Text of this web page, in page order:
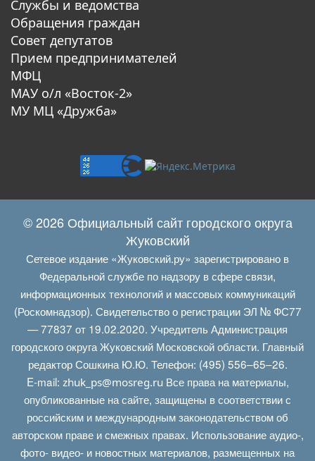
Службы и ведомства
Обращения граждан
Совет депутатов
Прием предпринимателей
МФЦ
МАУ о/л «Восток-2»
МУ МЦ «Дружба»
© 2026 Официальный сайт городского округа
Жуковский
Сетевое издание «Жуковский.ру» зарегистрировано в
Федеральной службе по надзору в сфере связи,
информационных технологий и массовых коммуникаций
(Роскомнадзор). Свидетельство о регистрации ЭЛ № ФС77
— 77837 от 19.02.2020. Учредитель Администрация
городского округа Жуковский Московской области. Главный
редактор Сошкина Ю.Ю. Телефон: (495) 556–65–26.
E‑mail: zhuk_ps@mosreg.ruВсе права на материалы,
опубликованные на сайте, защищены в соответствии с
российским и международным законодательством об
авторском праве и смежных правах. Использование аудио-,
фото- видео- и новостных материалов, размещенных на